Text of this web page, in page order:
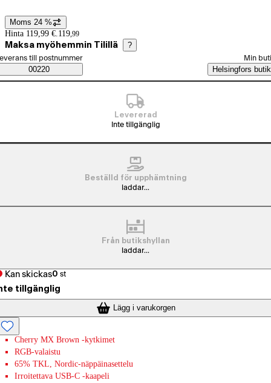
Prisinformation
Moms 24 %
Hinta 119,99 €. 119,99
Maksa myöhemmin Tilillä ?
Saatavuustiedot
beställningssätt
till postnummer
00220
Min
Helsingfors butik
Levererad
Inte tillgänglig
Beställd för upphämtning
laddar...
Från butikshyllan
laddar...
Kan skickas0 st
tillgänglig
Lägg i varukorgen
Cherry MX Brown -kytkimet
RGB-valaistu
65% TKL, Nordic-näppäinasettelu
Irroitettava USB-C -kaapeli